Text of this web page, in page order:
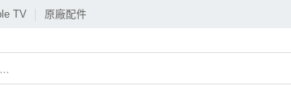
TV 原廠配件